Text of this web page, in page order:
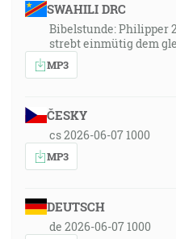
SWAHILI DRC
Bibelstunde: Philipper
strebt einmütig dem
MP3
ČESKY
cs 2026-06-07 1000
MP3
DEUTSCH
de 2026-06-07 1000